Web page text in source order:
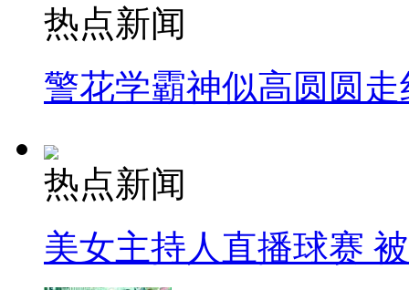
热点新闻
警花学霸神似高圆圆走
热点新闻
美女主持人直播球赛